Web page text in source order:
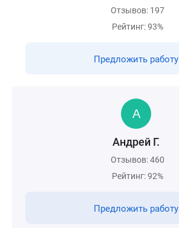
Отзывов: 197
Рейтинг: 93%
Предложить работу
Андрей Г.
Отзывов: 460
Рейтинг: 92%
Предложить работу